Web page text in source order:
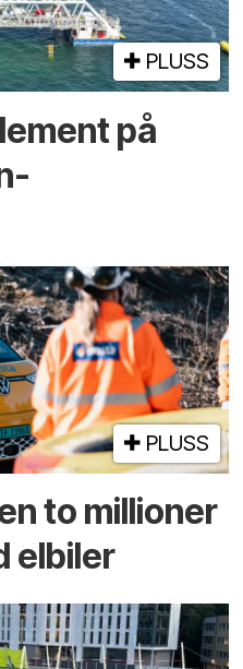
PLUSS
på
PLUSS
to millioner
elbiler